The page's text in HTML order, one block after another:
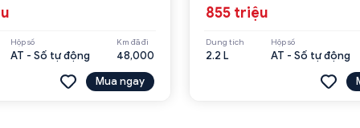
Hộp số
AT - Số tự động
Km đã đi
48,000
Mua ngay
855 triệu
Dung tích
2.2 L
Hộp số
AT - Số tự động